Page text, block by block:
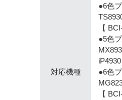
対応機種
●6色
【
●5色
●6色
【